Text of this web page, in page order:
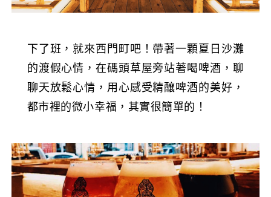
下了班，就來西門町吧！帶著一顆夏日沙灘
的渡假心情，在碼頭草屋旁站著喝啤酒，聊
聊天放鬆心情，用心感受精釀啤酒的美好，
都市裡的微小幸福，其實很簡單的！